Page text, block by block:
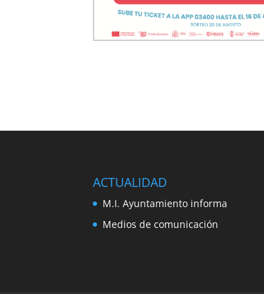
ACTUALIDAD
M.I. Ayuntamiento informa
Medios de comunicación